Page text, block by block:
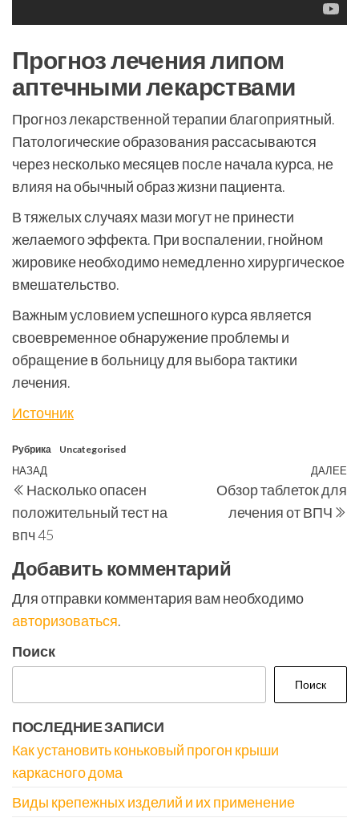
Прогноз лечения липом
аптечными лекарствами
Прогноз лекарственной терапии благоприятный.
Патологические образования рассасываются
через несколько месяцев после начала курса, не
влияя на обычный образ жизни пациента.
В тяжелых случаях мази могут не принести
желаемого эффекта. При воспалении, гнойном
жировике необходимо немедленно хирургическое
вмешательство.
Важным условием успешного курса является
своевременное обнаружение проблемы и
обращение в больницу для выбора тактики
лечения.
Источник
Рубрика Uncategorised
Навигация
по
записям
Предыдущая
запись
НАЗАД
Насколько опасен
положительный тест на
впч 45
ДАЛЕЕ
Обзор таблеток для
лечения от ВПЧ
Добавить комментарий
Для отправки комментария вам необходимо
авторизоваться.
Поиск
Поиск
ПОСЛЕДНИЕ ЗАПИСИ
Как установить коньковый прогон крыши
каркасного дома
Виды крепежных изделий и их применение